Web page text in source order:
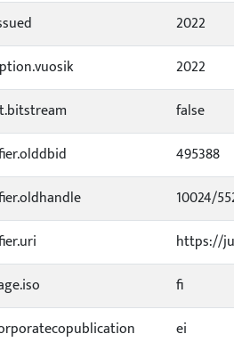
2022
2022
false
495388
10024/
https://
fi
ei